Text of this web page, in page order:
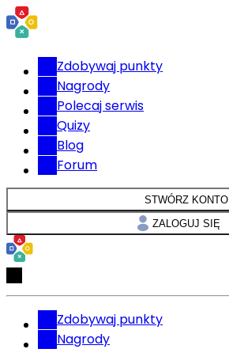
Zdobywaj punkty
Nagrody
Polecaj serwis
Quizy
Blog
Forum
STWÓRZ KONTO
ZALOGUJ SIĘ
Zdobywaj punkty
Nagrody